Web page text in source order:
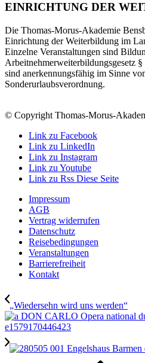
EINRICHTUNG DER
Die Thomas-Morus-Akademie
Einrichtung der Weiterbildung im
Einzelne Veranstaltungen sind
Arbeitnehmerweiterbildungsgesetz
sind anerkennungsfähig im Sinne
Sonderurlaubsverordnung.
© Copyright Thomas-Morus-
Link zu Facebook
Link zu LinkedIn
Link zu Instagram
Link zu Youtube
Link zu Rss Diese Seite
Impressum
AGB
Vertrag widerrufen
Datenschutz
Reisebedingungen
Veranstaltungen
Barrierefreiheit
Kontakt
„Wiedersehn wird uns werden“